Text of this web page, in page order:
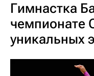
Гимнастка
чемпионате
уникальных